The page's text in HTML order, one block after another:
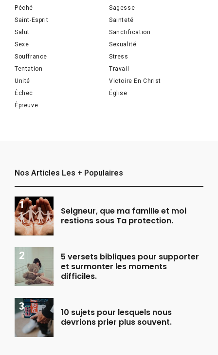
Péché
Sagesse
Saint-Esprit
Sainteté
Salut
Sanctification
Sexe
Sexualité
Souffrance
Stress
Tentation
Travail
Unité
Victoire En Christ
Échec
Église
Épreuve
Nos Articles Les + Populaires
Seigneur, que ma famille et moi
restions sous Ta protection.
5 versets bibliques pour supporter
et surmonter les moments
difficiles.
10 sujets pour lesquels nous
devrions prier plus souvent.